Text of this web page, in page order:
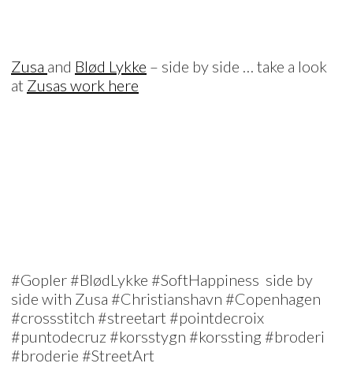
Zusa and Blød Lykke – side by side … take a look
at Zusas work here
#Gopler #BlødLykke #SoftHappiness side by
side with Zusa #Christianshavn #Copenhagen
#crossstitch #streetart #pointdecroix
#puntodecruz #korsstygn #korssting #broderi
#broderie #StreetArt